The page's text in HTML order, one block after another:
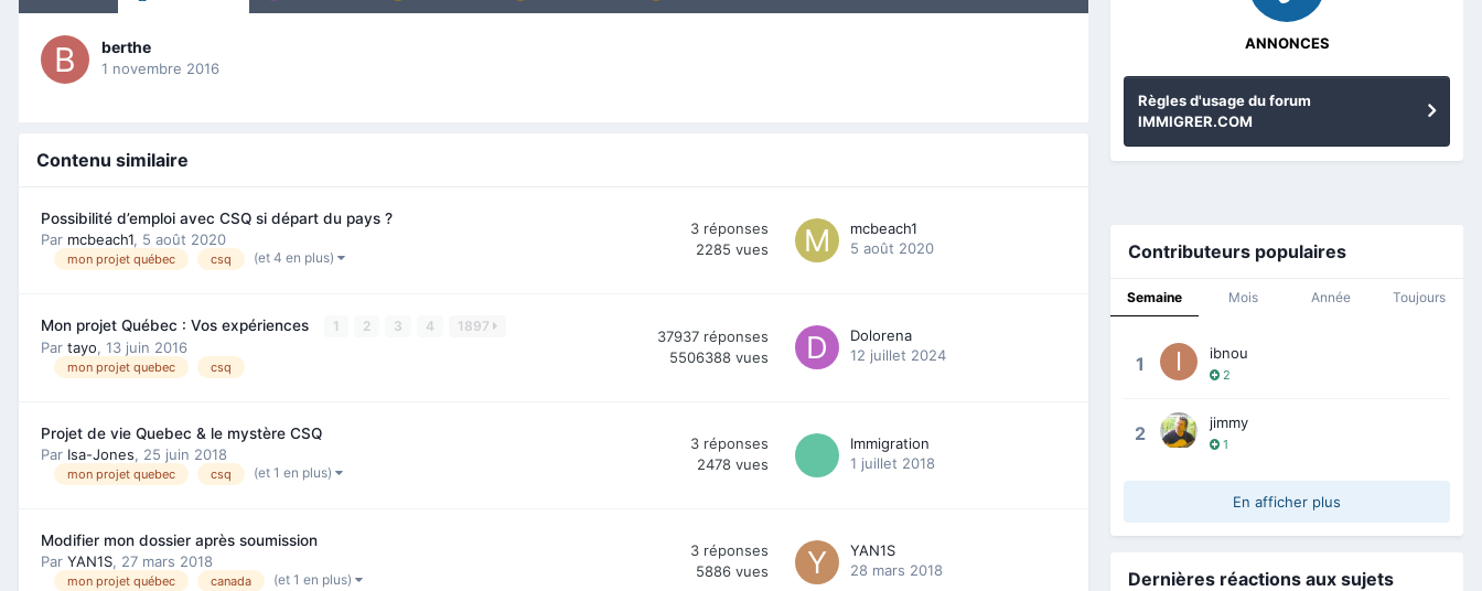
berthe
1 novembre 2016
Contenu similaire
Possibilité d’emploi avec CSQ si départ du pays ?
Par mcbeach1, 5 août 2020
mon projet québec csq (et 4 en plus)
3 réponses
2285 vues
mcbeach1
5 août 2020
Mon projet Québec : Vos expériences 1 2 3 4 1897
Par tayo, 13 juin 2016
mon projet quebec csq
37937 réponses
5506388 vues
Dolorena
12 juillet 2024
Projet de vie Quebec & le mystère CSQ
Par Isa-Jones, 25 juin 2018
mon projet quebec csq (et 1 en plus)
3 réponses
2478 vues
Immigration
1 juillet 2018
Modifier mon dossier après soumission
Par YAN1S, 27 mars 2018
mon projet québec canada (et 1 en plus)
3 réponses
5886 vues
YAN1S
28 mars 2018
ANNONCES
Règles d'usage du forum
IMMIGRER.COM
Contributeurs populaires
Semaine Mois Année Toujours
1 ibnou
2
2 jimmy
1
En afficher plus
Dernières réactions aux sujets